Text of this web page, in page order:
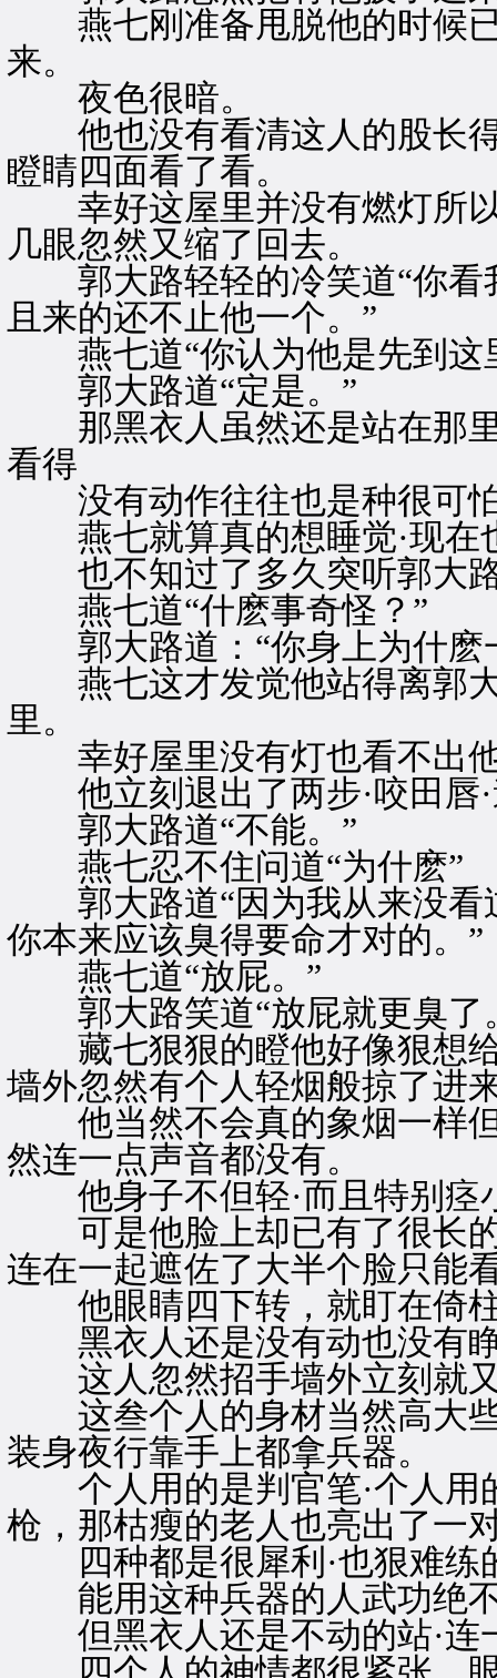
燕七刚准备甩脱他的时候已
来。
夜色很暗。
他也没有看清这人的股长得
瞪睛四面看了看。
幸好这屋里并没有燃灯所以
几眼忽然又缩了回去。
郭大路轻轻的冷笑道“你看
且来的还不止他一个。”
燕七道“你认为他是先到这
郭大路道“定是。”
那黑衣人虽然还是站在那里
看得
没有动作往往也是种很可
燕七就算真的想睡觉·现在
也不知过了多久突听郭大路
燕七道“什麽事奇怪？”
郭大路道：“你身上为什麽
燕七这才发觉他站得离郭大
里。
幸好屋里没有灯也看不出他
他立刻退出了两步·咬田唇·
郭大路道“不能。”
燕七忍不住问道“为什麽”
郭大路道“因为我从来没看
你本来应该臭得要命才对的。”
燕七道“放屁。”
郭大路笑道“放屁就更臭了
藏七狠狠的瞪他好像狠想给
墙外忽然有个人轻烟般掠了进
他当然不会真的象烟一样但
然连一点声音都没有。
他身子不但轻·而且特别痉
可是他脸上却已有了很长的
连在一起遮佐了大半个脸只能
他眼睛四下转，就盯在倚
黑衣人还是没有动也没有
这人忽然招手墙外立刻就
这叁个人的身材当然高大些
装身夜行靠手上都拿兵器。
个人用的是判官笔·个人用
枪，那枯瘦的老人也亮出了一
四种都是很犀利·也狠难练
能用这种兵器的人武功绝
但黑衣人还是不动的站·连